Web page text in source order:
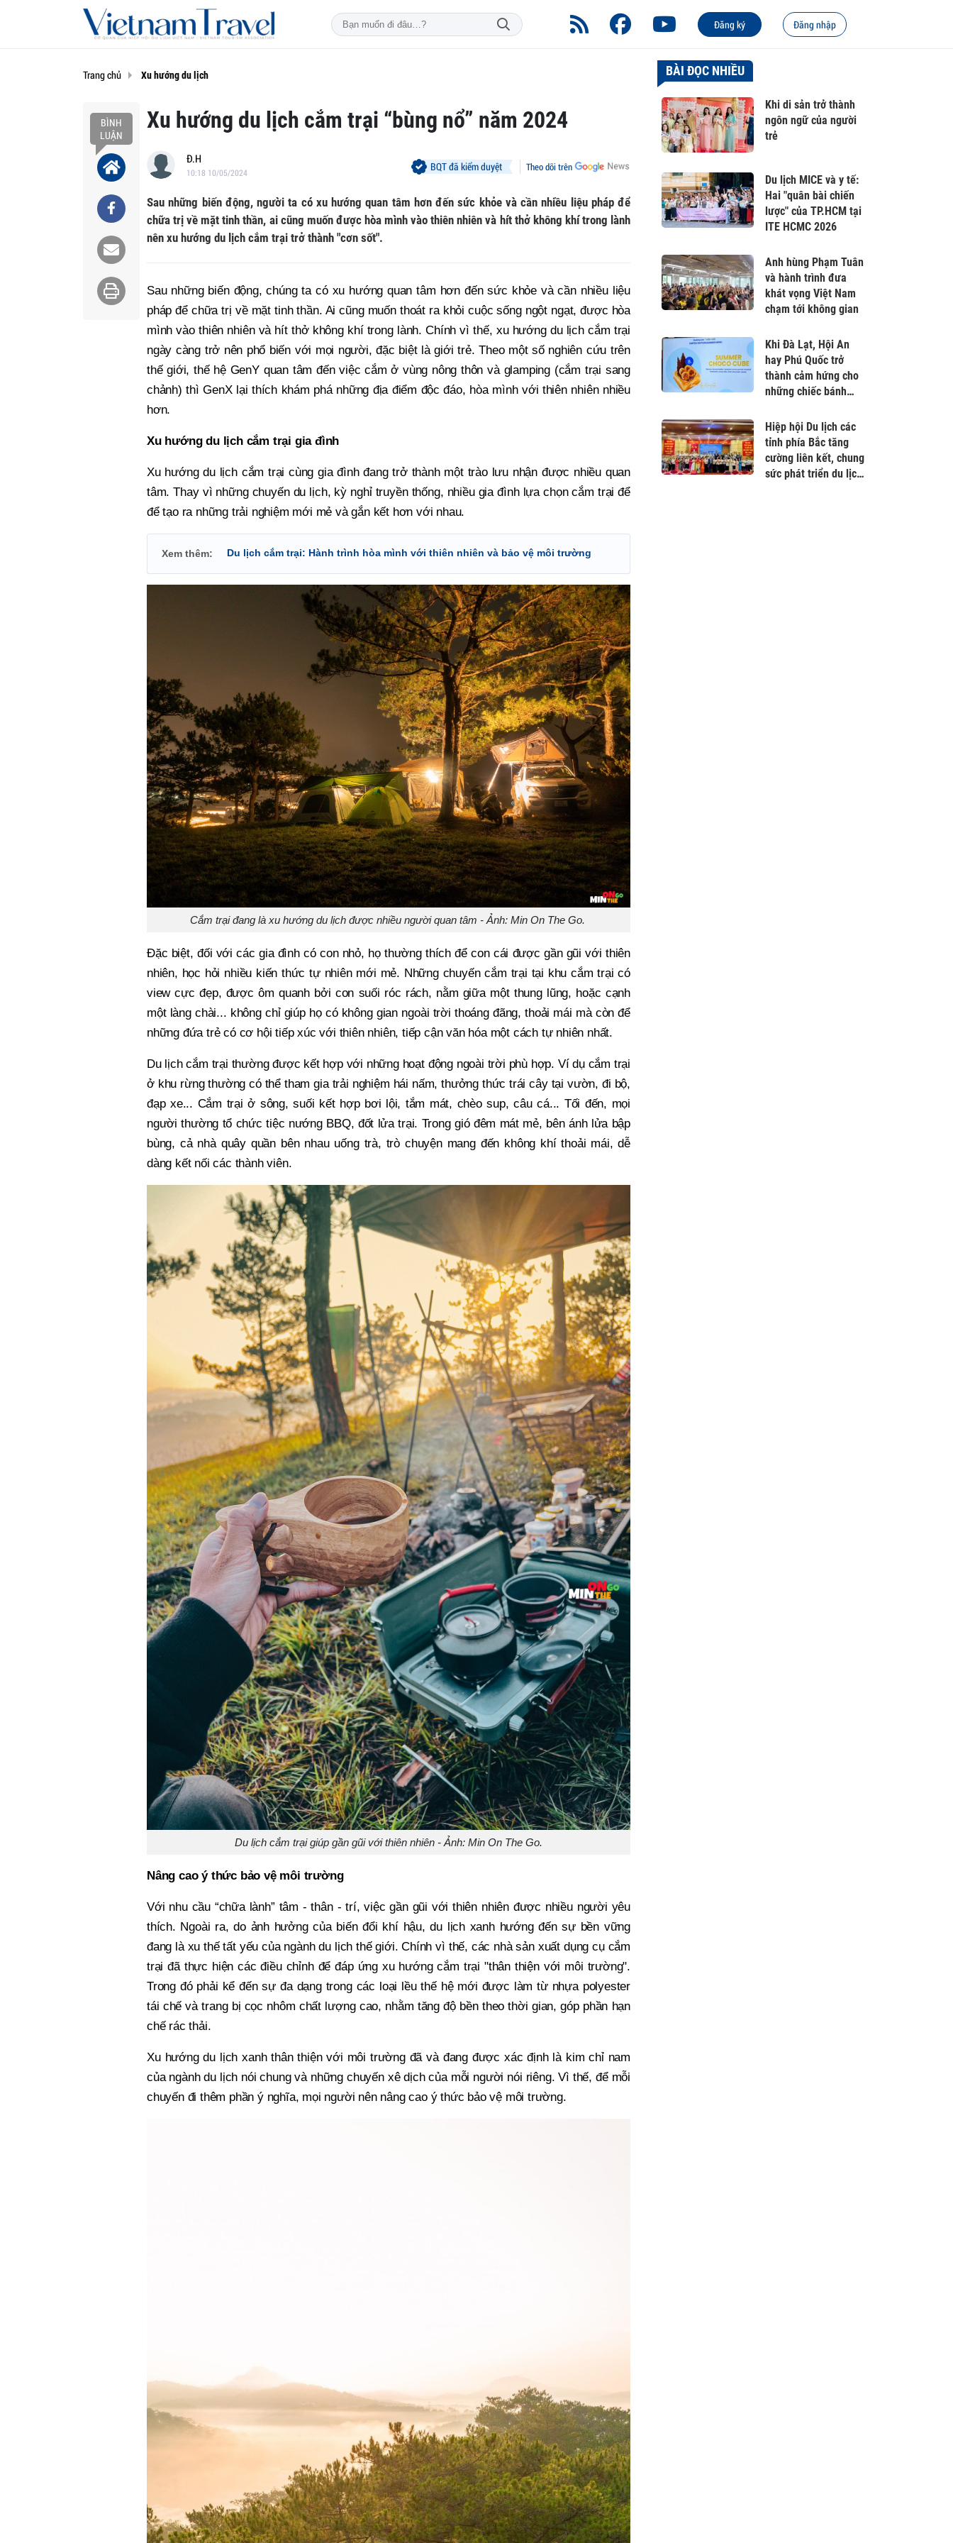
Đăng ký Đăng nhập
Trang chủ Xu hướng du lịch
BÌNH
LUẬN
Xu hướng du lịch cắm trại “bùng nổ” năm 2024
Đ.H
10:18 10/05/2024 Theo dõi trên
BQT đã kiểm duyệt
Sau những biến động, người ta có xu hướng quan tâm hơn đến sức khỏe và cần nhiều liệu pháp để
chữa trị về mặt tinh thần, ai cũng muốn được hòa mình vào thiên nhiên và hít thở không khí trong lành
nên xu hướng du lịch cắm trại trở thành "cơn sốt".
Sau những biến động, chúng ta có xu hướng quan tâm hơn đến sức khỏe và cần nhiều liệu
pháp để chữa trị về mặt tinh thần. Ai cũng muốn thoát ra khỏi cuộc sống ngột ngạt, được hòa
mình vào thiên nhiên và hít thở không khí trong lành. Chính vì thế, xu hướng du lịch cắm trại
ngày càng trở nên phổ biến với mọi người, đặc biệt là giới trẻ. Theo một số nghiên cứu trên
thế giới, thế hệ GenY quan tâm đến việc cắm ở vùng nông thôn và glamping (cắm trại sang
chảnh) thì GenX lại thích khám phá những địa điểm độc đáo, hòa mình với thiên nhiên nhiều
hơn.
Xu hướng du lịch cắm trại gia đình
Xu hướng du lịch cắm trại cùng gia đình đang trở thành một trào lưu nhận được nhiều quan
tâm. Thay vì những chuyến du lịch, kỳ nghỉ truyền thống, nhiều gia đình lựa chọn cắm trại để
để tạo ra những trải nghiệm mới mẻ và gắn kết hơn với nhau.
Xem thêm: Du lịch cắm trại: Hành trình hòa mình với thiên nhiên và bảo vệ môi trường
Cắm trại đang là xu hướng du lịch được nhiều người quan tâm - Ảnh: Min On The Go.
Đặc biệt, đối với các gia đình có con nhỏ, họ thường thích để con cái được gần gũi với thiên
nhiên, học hỏi nhiều kiến thức tự nhiên mới mẻ. Những chuyến cắm trại tại khu cắm trại có
view cực đẹp, được ôm quanh bởi con suối róc rách, nằm giữa một thung lũng, hoặc cạnh
một làng chài... không chỉ giúp họ có không gian ngoài trời thoáng đãng, thoải mái mà còn để
những đứa trẻ có cơ hội tiếp xúc với thiên nhiên, tiếp cận văn hóa một cách tự nhiên nhất.
Du lịch cắm trại thường được kết hợp với những hoạt động ngoài trời phù hợp. Ví dụ cắm trại
ở khu rừng thường có thể tham gia trải nghiệm hái nấm, thưởng thức trái cây tại vườn, đi bộ,
đạp xe... Cắm trại ở sông, suối kết hợp bơi lội, tắm mát, chèo sup, câu cá... Tối đến, mọi
người thường tổ chức tiệc nướng BBQ, đốt lửa trại. Trong gió đêm mát mẻ, bên ánh lửa bập
bùng, cả nhà quây quần bên nhau uống trà, trò chuyện mang đến không khí thoải mái, dễ
dàng kết nối các thành viên.
Du lịch cắm trại giúp gần gũi với thiên nhiên - Ảnh: Min On The Go.
Nâng cao ý thức bảo vệ môi trường
Với nhu cầu “chữa lành” tâm - thân - trí, việc gần gũi với thiên nhiên được nhiều người yêu
thích. Ngoài ra, do ảnh hưởng của biến đổi khí hậu, du lịch xanh hướng đến sự bền vững
đang là xu thế tất yếu của ngành du lịch thế giới. Chính vì thế, các nhà sản xuất dụng cụ cắm
trại đã thực hiện các điều chỉnh để đáp ứng xu hướng cắm trại "thân thiện với môi trường".
Trong đó phải kể đến sự đa dạng trong các loại lều thế hệ mới được làm từ nhựa polyester
tái chế và trang bị cọc nhôm chất lượng cao, nhằm tăng độ bền theo thời gian, góp phần hạn
chế rác thải.
Xu hướng du lịch xanh thân thiện với môi trường đã và đang được xác định là kim chỉ nam
của ngành du lịch nói chung và những chuyến xê dịch của mỗi người nói riêng. Vì thế, để mỗi
chuyến đi thêm phần ý nghĩa, mọi người nên nâng cao ý thức bảo vệ môi trường.
BÀI ĐỌC NHIỀU
Khi di sản trở thành
ngôn ngữ của người
trẻ
Du lịch MICE và y tế:
Hai "quân bài chiến
lược" của TP.HCM tại
ITE HCMC 2026
Anh hùng Phạm Tuân
và hành trình đưa
khát vọng Việt Nam
chạm tới không gian
Khi Đà Lạt, Hội An
hay Phú Quốc trở
thành cảm hứng cho
những chiếc bánh
Hiệp hội Du lịch các
tỉnh phía Bắc tăng
cường liên kết, chung
sức phát triển du lịch